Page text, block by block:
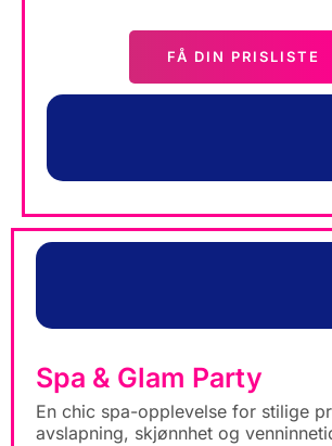
FÅ DIN PRISLISTE
Spa & Glam Party
En chic spa-opplevelse for stilige
avslapning, skjønnhet og